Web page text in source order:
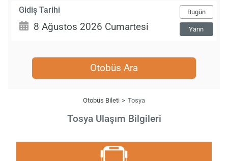
Gidiş Tarihi Bugün
Yarın
Otobüs Ara
Otobüs Bileti Tosya
Tosya Ulaşım Bilgileri